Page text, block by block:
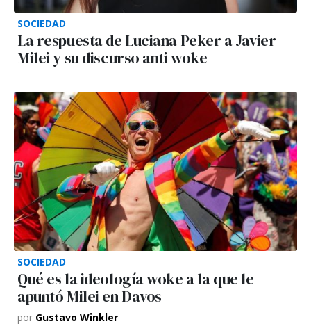
SOCIEDAD
La respuesta de Luciana Peker a Javier
Milei y su discurso anti woke
SOCIEDAD
Qué es la ideología woke a la que le
apuntó Milei en Davos
por Gustavo Winkler